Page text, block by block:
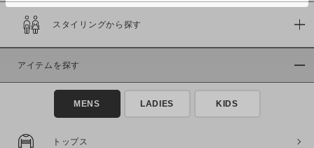
価格
～
商品タイプ
通常商品 予約商品
スタイリングから探す
アイテムを探す
MENS LADIES KIDS
トップス